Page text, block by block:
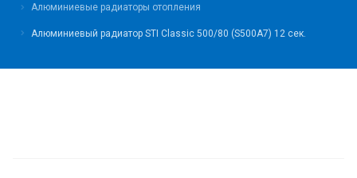
Алюминиевые радиаторы отопления
Алюминиевый радиатор STI Classic 500/80 (S500A7) 12 сек.